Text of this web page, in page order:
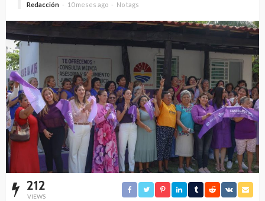
Redacción 10 meses ago No tags
212
VIEWS